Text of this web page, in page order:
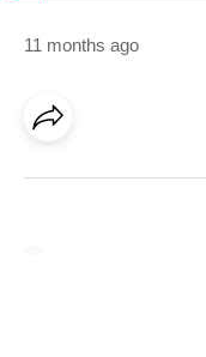
11 months ago